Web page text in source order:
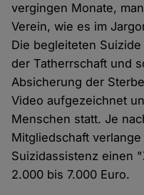
vergingen Monate,
Verein, wie es im
Die begleiteten
der Tatherrschaft und
Absicherung der
Video aufgezeichnet
Menschen statt. Je
Mitgliedschaft
Suizidassistenz einen
2.000 bis 7.000 Euro.